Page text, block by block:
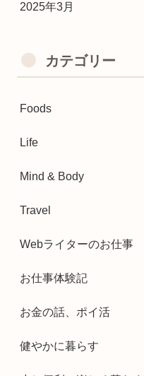
2025年3月
カテゴリー
Foods
Life
Mind & Body
Travel
Webライターのお仕事
お仕事体験記
お金の話、ポイ活
健やかに暮らす